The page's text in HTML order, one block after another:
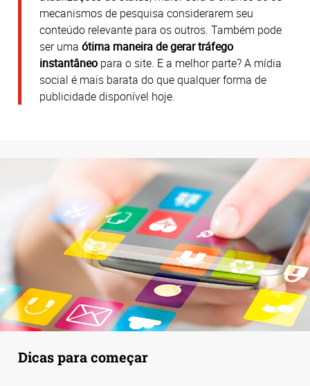
mecanismos de pesquisa considerarem seu
conteúdo relevante para os outros. Também pode
ser uma ótima maneira de gerar tráfego
instantâneo para o site. E a melhor parte? A mídia
social é mais barata do que qualquer forma de
publicidade disponível hoje.
Dicas para começar